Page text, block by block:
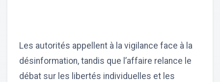
Les autorités appellent à la vigilance face à la
désinformation, tandis que l’affaire relance le
débat sur les libertés individuelles et les